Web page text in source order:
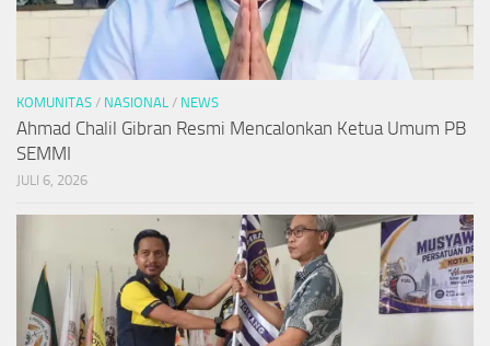
KOMUNITAS / NASIONAL / NEWS
Ahmad Chalil Gibran Resmi Mencalonkan Ketua Umum PB
SEMMI
JULI 6, 2026